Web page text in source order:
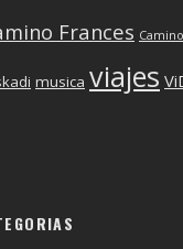
Frances
musica viajes